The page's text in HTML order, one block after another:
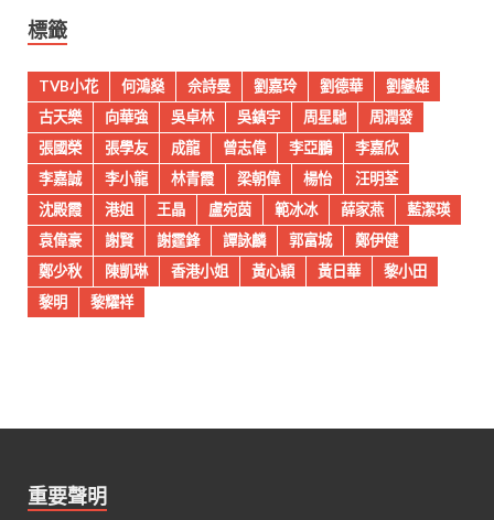
標籤
TVB小花 何鴻燊 佘詩曼 劉嘉玲 劉德華
劉鑾雄
古天樂
向華強 吳卓林 吳鎮宇 周星馳
周潤發
張國榮
張學友 成龍 曾志偉 李亞鵬
李嘉欣
李嘉誠
李小龍 林青霞 梁朝偉 楊怡
汪明荃
沈殿霞
港姐 王晶 盧宛茵 範冰冰 薛家燕
藍潔瑛
袁偉豪
謝賢 謝霆鋒 譚詠麟 郭富城
鄭伊健
鄭少秋
陳凱琳 香港小姐 黃心穎 黃日華
黎小田
黎明
黎耀祥
重要聲明